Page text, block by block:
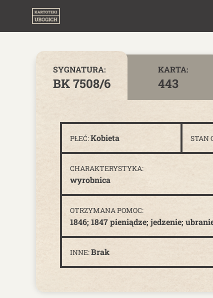
SYGNATURA:
BK 7508/6
KARTA:
443
PŁEĆ:Kobieta STAN
CHARAKTERYSTYKA:
wyrobnica
OTRZYMANA POMOC:
1846; 1847 pieniądze; jedzenie;
INNE:Brak